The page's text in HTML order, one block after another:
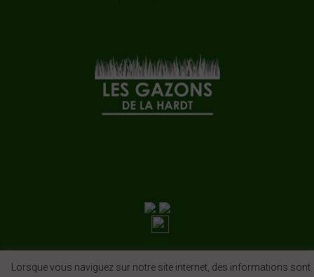
Lorsque vous naviguez sur notre site internet, des informations sont